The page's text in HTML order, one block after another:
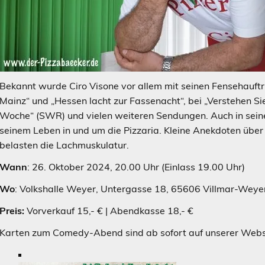
wurde Ciro Visone vor allem mit seinen
und „Hessen lacht zur Fassenacht“, bei „Verstehen
(SWR) und vielen weiteren Sendungen. Auch in
Leben in und um die Pizzaria. Kleine Anekdoten
die Lachmuskulatur.
: 26. Oktober 2024, 20.00 Uhr (Einlass 19.00 Uhr)
: Volkshalle Weyer, Untergasse 18, 65606 Villmar-
Vorverkauf 15,- € | Abendkasse 18,- €
zum Comedy-Abend sind ab sofort auf unserer